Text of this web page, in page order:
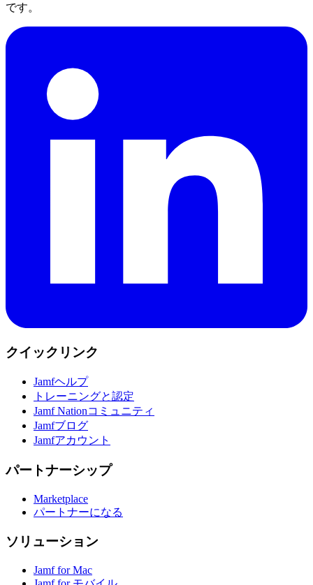
です。
クイックリンク
Jamfヘルプ
トレーニングと認定
Jamf Nationコミュニティ
Jamfブログ
Jamfアカウント
パートナーシップ
Marketplace
パートナーになる
ソリューション
Jamf for Mac